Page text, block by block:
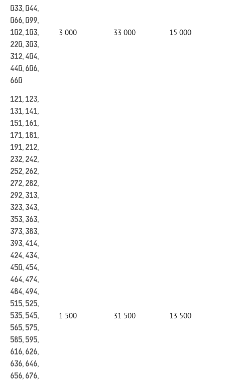
033, 044,
066, 099,
102, 103,
220, 303,
312, 404,
440, 606,
660
3 000 33 000 15 000
121, 123,
131, 141,
151, 161,
171, 181,
191, 212,
232, 242,
252, 262,
272, 282,
292, 313,
323, 343,
353, 363,
373, 383,
393, 414,
424, 434,
450, 454,
464, 474,
484, 494,
515, 525,
535, 545,
565, 575,
585, 595,
616, 626,
636, 646,
656, 676,
1 500 31 500 13 500